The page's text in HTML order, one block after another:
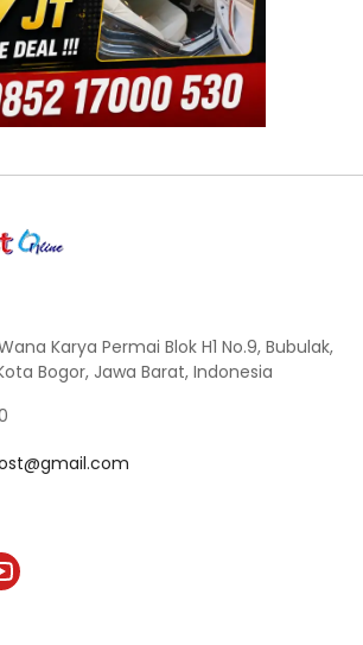
Karya Permai Blok H1 No.9, Bubulak,
Bogor, Jawa Barat, Indonesia